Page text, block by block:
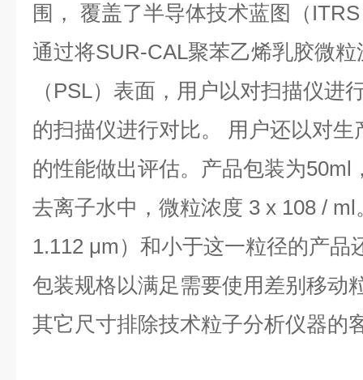
围， 覆盖了半导体技术蓝图（
通过将SUR-CAL聚苯乙烯乳胶微
（PSL）表面，用户以对扫描仪进
的扫描仪进行对比。 用户还以对
的性能做出评估。产品包装为50ml
去离子水中，微粒浓度 3 x 108 / ml
1.112 μm）和小于这一粒径的产品
包装规格以满足需要使用差别移动
其它尺寸排除技术粒子分析仪器的